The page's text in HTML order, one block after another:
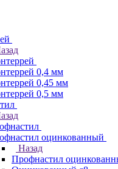
0,4 мм
0,45 мм
0,5 мм
оцинкованный
Назад
Профнастил